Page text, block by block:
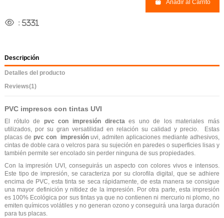
Añadir al Carrito
: 5331
Descripción
Detalles del producto
Reviews(1)
PVC impresos con tintas UVI
El rótulo de pvc con impresión directa es uno de los materiales más
utilizados, por su gran versatilidad en relación su calidad y precio. Estas
placas de pvc con impresiónuvi, admiten aplicaciones mediante adhesivos,
cintas de doble cara o velcros para su sujeción en paredes o superficies lisas y
también permite ser encolado sin perder ninguna de sus propiedades.
Con la impresión UVI, conseguirás un aspecto con colores vivos e intensos.
Este tipo de impresión, se caracteriza por su clorofila digital, que se adhiere
encima de PVC, esta tinta se seca rápidamente, de esta manera se consigue
una mayor definición y nitidez de la impresión. Por otra parte, esta impresión
es 100% Ecológica por sus tintas ya que no contienen ni mercurio ni plomo, no
emiten químicos volátiles y no generan ozono y conseguirá una larga duración
para tus placas.